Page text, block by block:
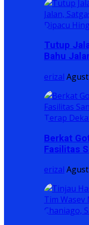
​Tutup
Bahu
erizal
Berkat
Fasilitas
erizal